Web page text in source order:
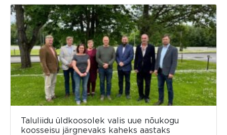
Taluliidu üldkoosolek valis uue nõukogu
koosseisu järgnevaks kaheks aastaks